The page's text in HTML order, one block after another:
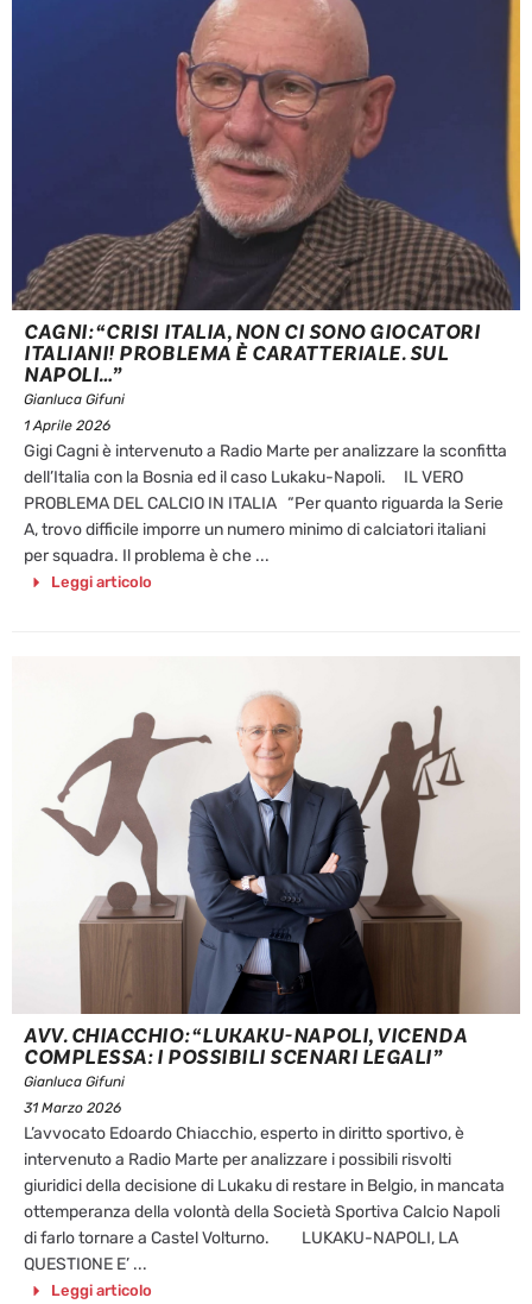
CAGNI: “CRISI ITALIA, NON CI SONO GIOCATORI
ITALIANI! PROBLEMA È CARATTERIALE. SUL
NAPOLI…”
Gianluca Gifuni
1 Aprile 2026
Gigi Cagni è intervenuto a Radio Marte per analizzare la sconfitta
dell’Italia con la Bosnia ed il caso Lukaku-Napoli. IL VERO
PROBLEMA DEL CALCIO IN ITALIA “Per quanto riguarda la Serie
A, trovo difficile imporre un numero minimo di calciatori italiani
per squadra. Il problema è che ...
Leggi articolo
AVV. CHIACCHIO: “LUKAKU-NAPOLI, VICENDA
COMPLESSA: I POSSIBILI SCENARI LEGALI”
Gianluca Gifuni
31 Marzo 2026
L’avvocato Edoardo Chiacchio, esperto in diritto sportivo, è
intervenuto a Radio Marte per analizzare i possibili risvolti
giuridici della decisione di Lukaku di restare in Belgio, in mancata
ottemperanza della volontà della Società Sportiva Calcio Napoli
di farlo tornare a Castel Volturno. LUKAKU-NAPOLI, LA
QUESTIONE E’ ...
Leggi articolo